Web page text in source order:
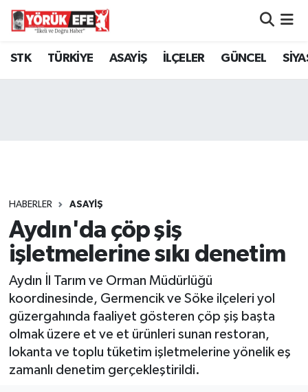
STK TÜRKİYE ASAYİŞ İLÇELER GÜNCEL
HABERLER ASAYİŞ
Aydın'da çöp şiş
işletmelerine sıkı denetim
Aydın İl Tarım ve Orman Müdürlüğü
koordinesinde, Germencik ve Söke ilçeleri yol
güzergahında faaliyet gösteren çöp şiş başta
olmak üzere et ve et ürünleri sunan restoran,
lokanta ve toplu tüketim işletmelerine yönelik eş
zamanlı denetim gerçekleştirildi.
Aydın Nöbetçi Eczaneler
Tüm Manşetler
Son Dakika Haberleri
Haber Arşivi